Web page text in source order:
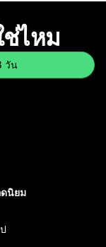
ช่ไหม
วัน
นิยม